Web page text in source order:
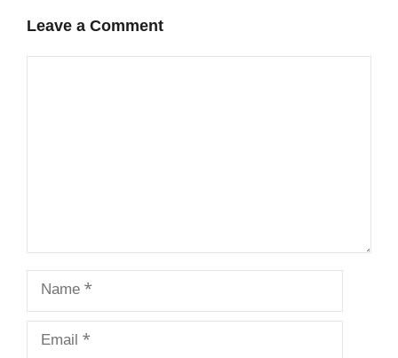
Leave a Comment
Name
Email